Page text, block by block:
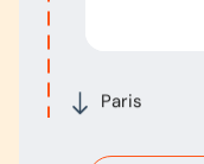
Paris